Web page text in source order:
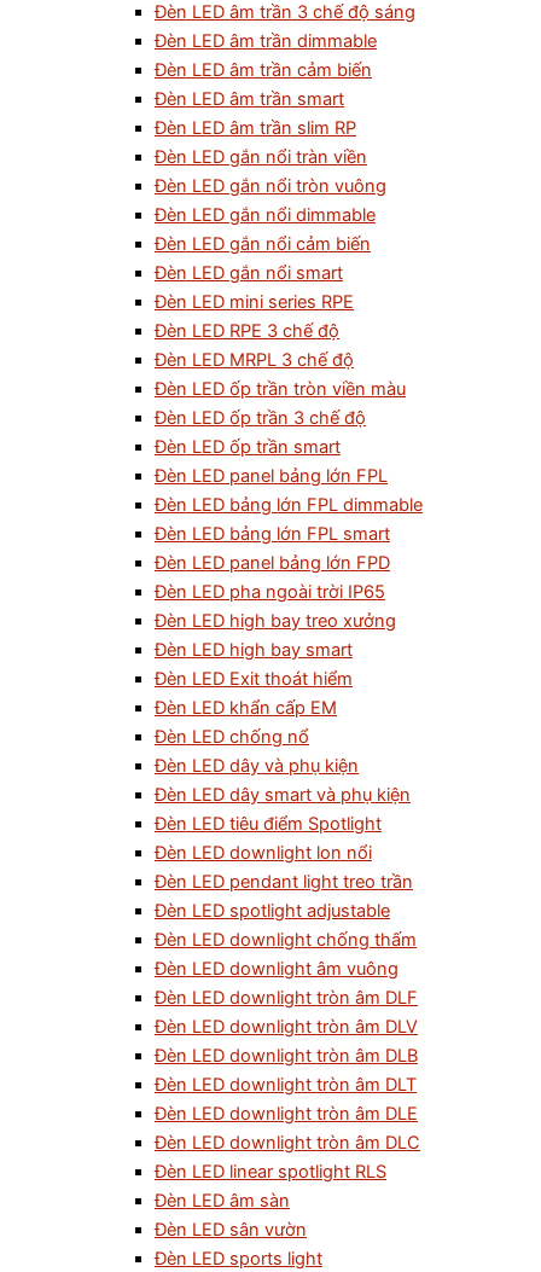
Đèn LED âm trần 3 chế độ sáng
Đèn LED âm trần dimmable
Đèn LED âm trần cảm biến
Đèn LED âm trần smart
Đèn LED âm trần slim RP
Đèn LED gắn nổi tràn viền
Đèn LED gắn nổi tròn vuông
Đèn LED gắn nổi dimmable
Đèn LED gắn nổi cảm biến
Đèn LED gắn nổi smart
Đèn LED mini series RPE
Đèn LED RPE 3 chế độ
Đèn LED MRPL 3 chế độ
Đèn LED ốp trần tròn viền màu
Đèn LED ốp trần 3 chế độ
Đèn LED ốp trần smart
Đèn LED panel bảng lớn FPL
Đèn LED bảng lớn FPL dimmable
Đèn LED bảng lớn FPL smart
Đèn LED panel bảng lớn FPD
Đèn LED pha ngoài trời IP65
Đèn LED high bay treo xưởng
Đèn LED high bay smart
Đèn LED Exit thoát hiểm
Đèn LED khẩn cấp EM
Đèn LED chống nổ
Đèn LED dây và phụ kiện
Đèn LED dây smart và phụ kiện
Đèn LED tiêu điểm Spotlight
Đèn LED downlight lon nổi
Đèn LED pendant light treo trần
Đèn LED spotlight adjustable
Đèn LED downlight chống thấm
Đèn LED downlight âm vuông
Đèn LED downlight tròn âm DLF
Đèn LED downlight tròn âm DLV
Đèn LED downlight tròn âm DLB
Đèn LED downlight tròn âm DLT
Đèn LED downlight tròn âm DLE
Đèn LED downlight tròn âm DLC
Đèn LED linear spotlight RLS
Đèn LED âm sàn
Đèn LED sân vườn
Đèn LED sports light